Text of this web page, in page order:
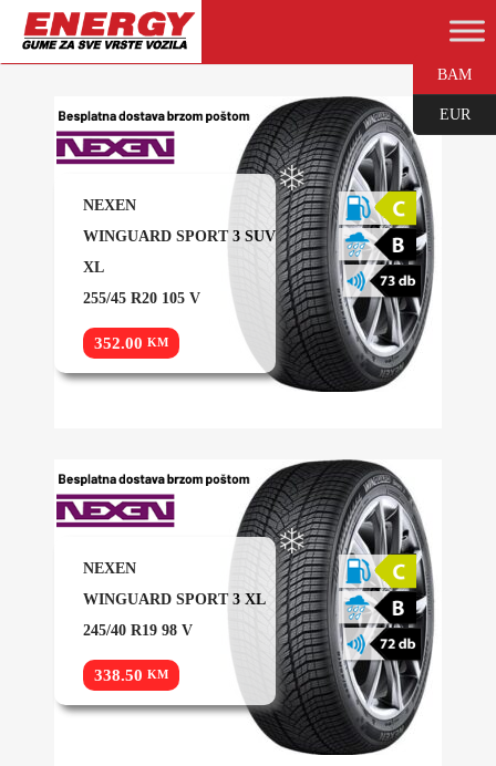
NEXEN
WINGUARD SPORT 3 SUV
XL
255/45 R20 105 V
352.00 KM
NEXEN
WINGUARD SPORT 3 XL
245/40 R19 98 V
338.50 KM
BAM
EUR